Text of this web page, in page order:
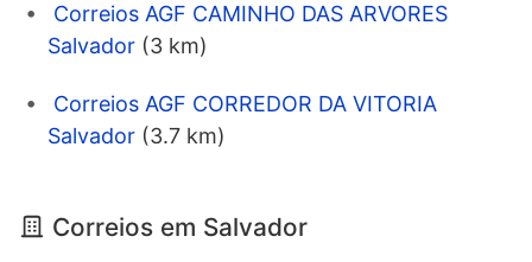
Correios AGF CAMINHO DAS ARVORES
Salvador (3 km)
Correios AGF CORREDOR DA VITORIA
Salvador (3.7 km)
Correios em Salvador